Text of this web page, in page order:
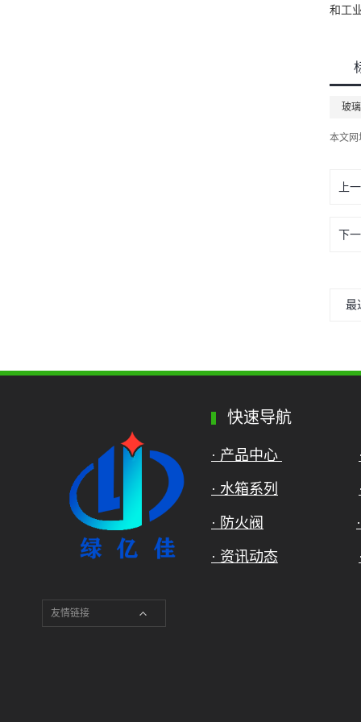
和工
玻
本文网
上
下一
最
友情链接
快速导航
· 产品中心
· 水箱系列
· 防火阀
· 资讯动态